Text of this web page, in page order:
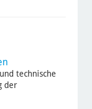
technische
der